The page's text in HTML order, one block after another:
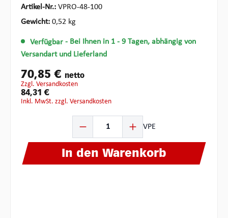
Artikel-Nr.: VPRO-48-100
Gewicht: 0,52 kg
Verfügbar - Bei Ihnen in 1 - 9 Tagen, abhängig von
Versandart und Lieferland
70,85 € netto
zzgl. Versandkosten
84,31 €
inkl. MwSt. zzgl. Versandkosten
VPE
In den Warenkorb